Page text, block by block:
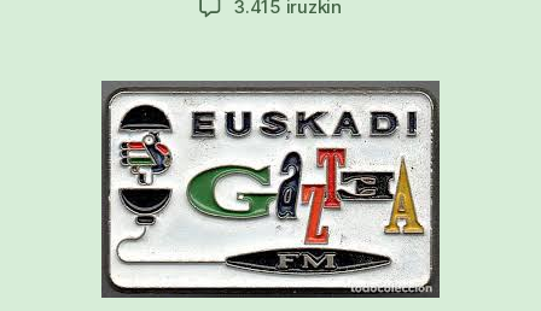
3.415 iruzkinEuskadi
sarreran